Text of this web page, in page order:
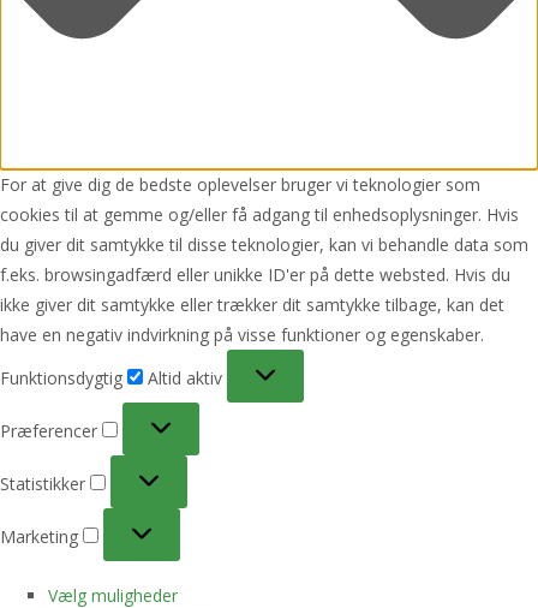
For at give dig de bedste oplevelser bruger vi teknologier som
cookies til at gemme og/eller få adgang til enhedsoplysninger. Hvis
du giver dit samtykke til disse teknologier, kan vi behandle data som
f.eks. browsingadfærd eller unikke ID'er på dette websted. Hvis du
ikke giver dit samtykke eller trækker dit samtykke tilbage, kan det
have en negativ indvirkning på visse funktioner og egenskaber.
Funktionsdygtig
Altid aktiv
Præferencer
Statistikker
Marketing
Vælg muligheder